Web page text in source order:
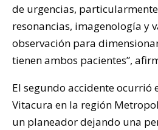
de urgencias,
resonancias, imagenología y
observación para
tienen ambos pacientes”,
El segundo accidente ocurrió
Vitacura en la región
un planeador dejando una